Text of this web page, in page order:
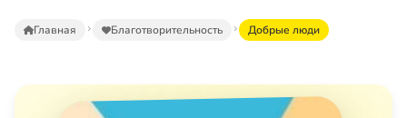
Главная Благотворительность Добрые люди